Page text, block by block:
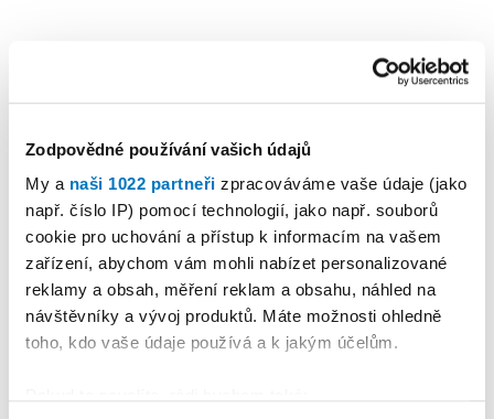
Zodpovědné používání vašich údajů
My a naši 1022 partneři zpracováváme vaše údaje (jako
např. číslo IP) pomocí technologií, jako např. souborů
cookie pro uchování a přístup k informacím na vašem
zařízení, abychom vám mohli nabízet personalizované
reklamy a obsah, měření reklam a obsahu, náhled na
návštěvníky a vývoj produktů. Máte možnosti ohledně
toho, kdo vaše údaje používá a k jakým účelům.
KALENDÁŘ AKCÍ Další